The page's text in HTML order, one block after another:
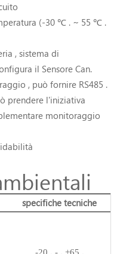
(-30 ℃ . ~ 55 ℃ .
, sistema di
il Sensore Can.
, può fornire RS485 .
prendere l'iniziativa
monitoraggio
specifiche tecniche